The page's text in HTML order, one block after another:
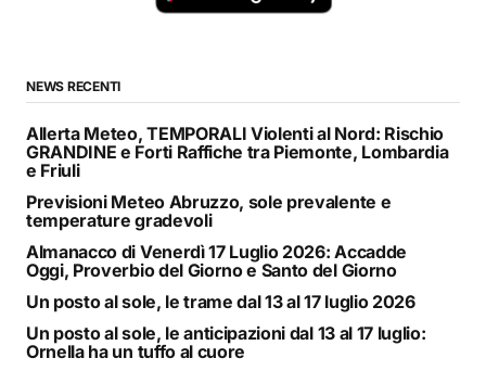
NEWS RECENTI
Allerta Meteo, TEMPORALI Violenti al Nord: Rischio
GRANDINE e Forti Raffiche tra Piemonte, Lombardia
e Friuli
Previsioni Meteo Abruzzo, sole prevalente e
temperature gradevoli
Almanacco di Venerdì 17 Luglio 2026: Accadde
Oggi, Proverbio del Giorno e Santo del Giorno
Un posto al sole, le trame dal 13 al 17 luglio 2026
Un posto al sole, le anticipazioni dal 13 al 17 luglio:
Ornella ha un tuffo al cuore